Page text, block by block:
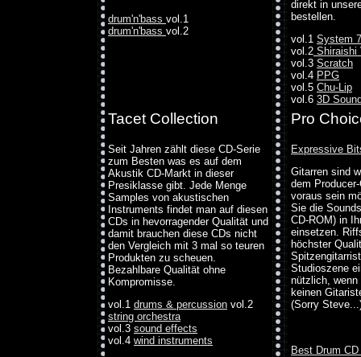
drum'n'bass vol.1
drum'n'bass vol.2
direkt in
bestellen.
vol.1 System
vol.2 Shiraishi
vol.3 Scratch
vol.4 PPG
vol.5 Chu-Lip
vol.6 3D
Tacet Collection
Seit Jahren zählt diese CD-Serie
zum Besten was es auf dem
Akustik CD-Markt in dieser
Presiklasse gibt. Jede Menge
Samples von akustischen
Instruments findet man auf diesen
CDs in hevorragender Qualität und
damit brauchen diese CDs nicht
den Vergleich mit 3 mal so teuren
Produkten zu scheuen.
Bezahlbare Qualität ohne
Kompromisse.
vol.1 drums & percussion vol.2
string orchestra
vol.3 sound effects
vol.4 wind instruments
Pro
Expressive
Gitarren sind
dem
voraus sein
Sie die
CD-ROM) in
einsetzen.
höchster
Studioszene
nützlich,
keinen
(Sorry
Best Drum